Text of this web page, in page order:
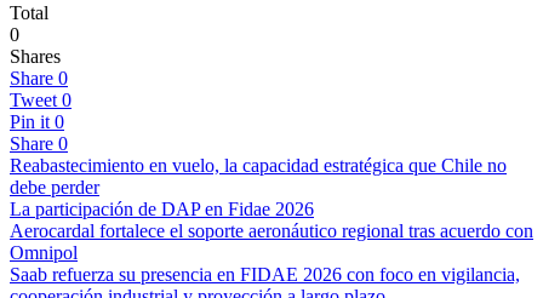
Total
0
Shares
Share 0
Tweet 0
Pin it 0
Share 0
Reabastecimiento en vuelo, la capacidad estratégica que Chile no
debe perder
La participación de DAP en Fidae 2026
Aerocardal fortalece el soporte aeronáutico regional tras acuerdo con
Omnipol
Saab refuerza su presencia en FIDAE 2026 con foco en vigilancia,